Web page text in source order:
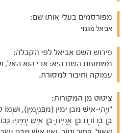
מפורסמים בעלי אותו שם:
אביאל מגנזי
פירוש השם אביאל לפי הקבלה:
משמעות השם היא: אבי הוא האל,
עמוקה וחיבור למסורת.
ציטוט מן המקורות:
"וַיְהִי-אִישׁ מבן ימין (מִבִּנְיָמִין),
בֶּן-בְּכוֹרַת בֶּן-אֲפִיחַ–בֶּן-אִישׁ יְמִינִי: